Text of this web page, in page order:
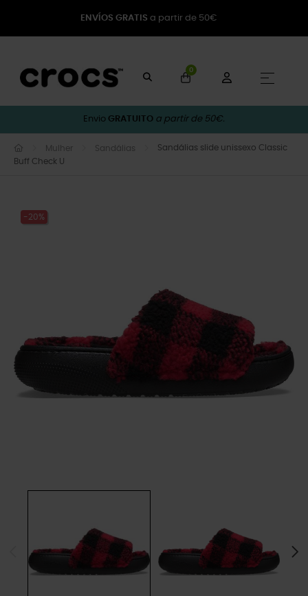
ENVÍOS GRATIS a partir de 50€
0
☰
Envio GRATUITO a partir de 50€.
Mulher Sandálias
Sandálias slide unissexo Classic
Buff Check U
-20%